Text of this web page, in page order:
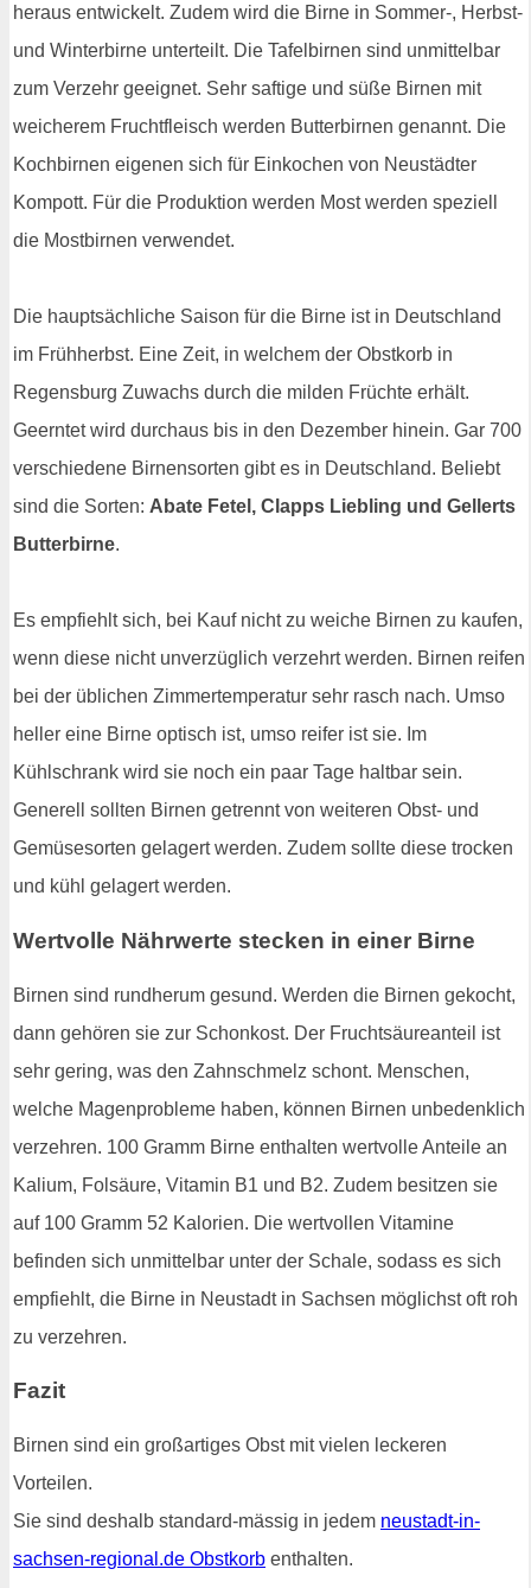
heraus entwickelt. Zudem wird die Birne in Sommer-, Herbst-
und Winterbirne unterteilt. Die Tafelbirnen sind unmittelbar
zum Verzehr geeignet. Sehr saftige und süße Birnen mit
weicherem Fruchtfleisch werden Butterbirnen genannt. Die
Kochbirnen eigenen sich für Einkochen von Neustädter
Kompott. Für die Produktion werden Most werden speziell
die Mostbirnen verwendet.
Die hauptsächliche Saison für die Birne ist in Deutschland
im Frühherbst. Eine Zeit, in welchem der Obstkorb in
Regensburg Zuwachs durch die milden Früchte erhält.
Geerntet wird durchaus bis in den Dezember hinein. Gar 700
verschiedene Birnensorten gibt es in Deutschland. Beliebt
sind die Sorten: Abate Fetel, Clapps Liebling und Gellerts
Butterbirne.
Es empfiehlt sich, bei Kauf nicht zu weiche Birnen zu kaufen,
wenn diese nicht unverzüglich verzehrt werden. Birnen reifen
bei der üblichen Zimmertemperatur sehr rasch nach. Umso
heller eine Birne optisch ist, umso reifer ist sie. Im
Kühlschrank wird sie noch ein paar Tage haltbar sein.
Generell sollten Birnen getrennt von weiteren Obst- und
Gemüsesorten gelagert werden. Zudem sollte diese trocken
und kühl gelagert werden.
Wertvolle Nährwerte stecken in einer Birne
Birnen sind rundherum gesund. Werden die Birnen gekocht,
dann gehören sie zur Schonkost. Der Fruchtsäureanteil ist
sehr gering, was den Zahnschmelz schont. Menschen,
welche Magenprobleme haben, können Birnen unbedenklich
verzehren. 100 Gramm Birne enthalten wertvolle Anteile an
Kalium, Folsäure, Vitamin B1 und B2. Zudem besitzen sie
auf 100 Gramm 52 Kalorien. Die wertvollen Vitamine
befinden sich unmittelbar unter der Schale, sodass es sich
empfiehlt, die Birne in Neustadt in Sachsen möglichst oft roh
zu verzehren.
Fazit
Birnen sind ein großartiges Obst mit vielen leckeren
Vorteilen.
Sie sind deshalb standard-mässig in jedem neustadt-in-
sachsen-regional.de Obstkorb enthalten.